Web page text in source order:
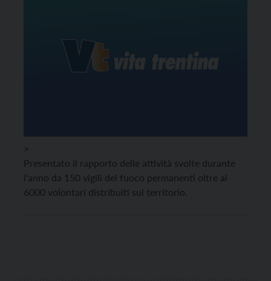
>
Presentato il rapporto delle attività svolte durante
l'anno da 150 vigili del fuoco permanenti oltre ai
6000 volontari distribuiti sul territorio.